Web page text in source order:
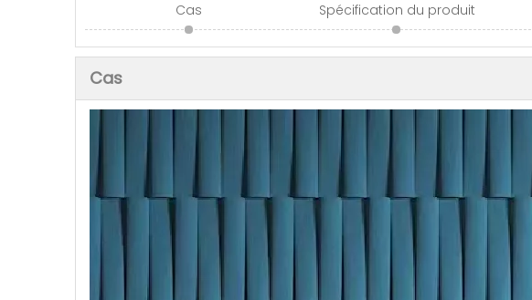
Cas Spécification du produit
Cas